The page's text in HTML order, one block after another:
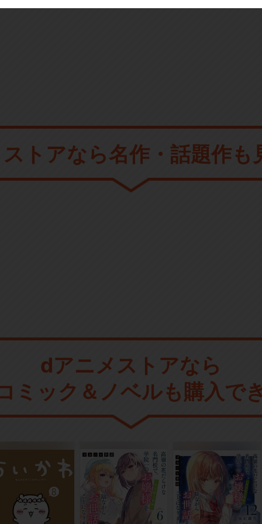
トアなら名作・話題作も
dアニメストアなら
ミック＆ノベルも購入で